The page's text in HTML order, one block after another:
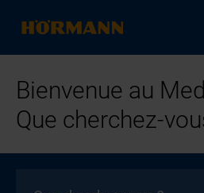
Bienvenue au
Que cherchez-